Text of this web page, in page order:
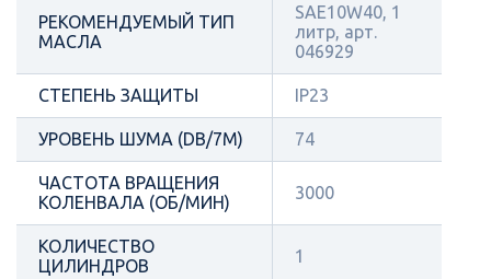
РЕКОМЕНДУЕМЫЙ ТИП
МАСЛА
SAE10W40, 1
литр, арт.
046929
СТЕПЕНЬ ЗАЩИТЫ IP23
УРОВЕНЬ ШУМА (DB/7М) 74
ЧАСТОТА ВРАЩЕНИЯ
КОЛЕНВАЛА (ОБ/МИН)
3000
КОЛИЧЕСТВО
ЦИЛИНДРОВ
1